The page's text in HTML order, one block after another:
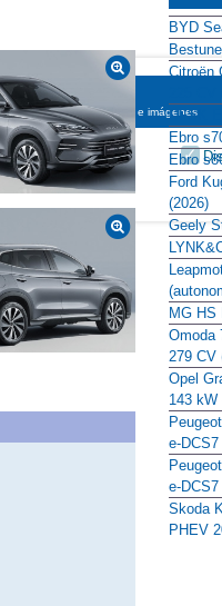
BUSCADOR
informaciones, fichas e imágenes
BYD
Citroën
225 CV
DFSK
Ebro
Ebro
Ford
(2026)
Geely
MG HS
Omoda
279 CV
Opel
143 kW
e-DCS7
e-DCS7
Skoda
PHEV